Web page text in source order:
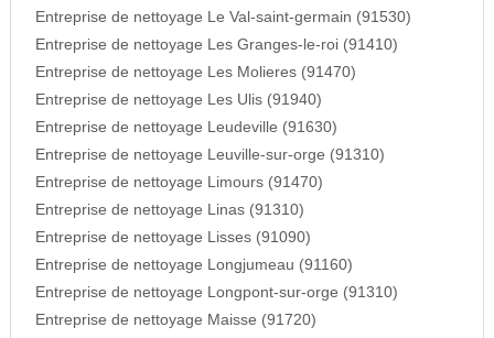
Entreprise de nettoyage Le Val-saint-germain (91530)
Entreprise de nettoyage Les Granges-le-roi (91410)
Entreprise de nettoyage Les Molieres (91470)
Entreprise de nettoyage Les Ulis (91940)
Entreprise de nettoyage Leudeville (91630)
Entreprise de nettoyage Leuville-sur-orge (91310)
Entreprise de nettoyage Limours (91470)
Entreprise de nettoyage Linas (91310)
Entreprise de nettoyage Lisses (91090)
Entreprise de nettoyage Longjumeau (91160)
Entreprise de nettoyage Longpont-sur-orge (91310)
Entreprise de nettoyage Maisse (91720)